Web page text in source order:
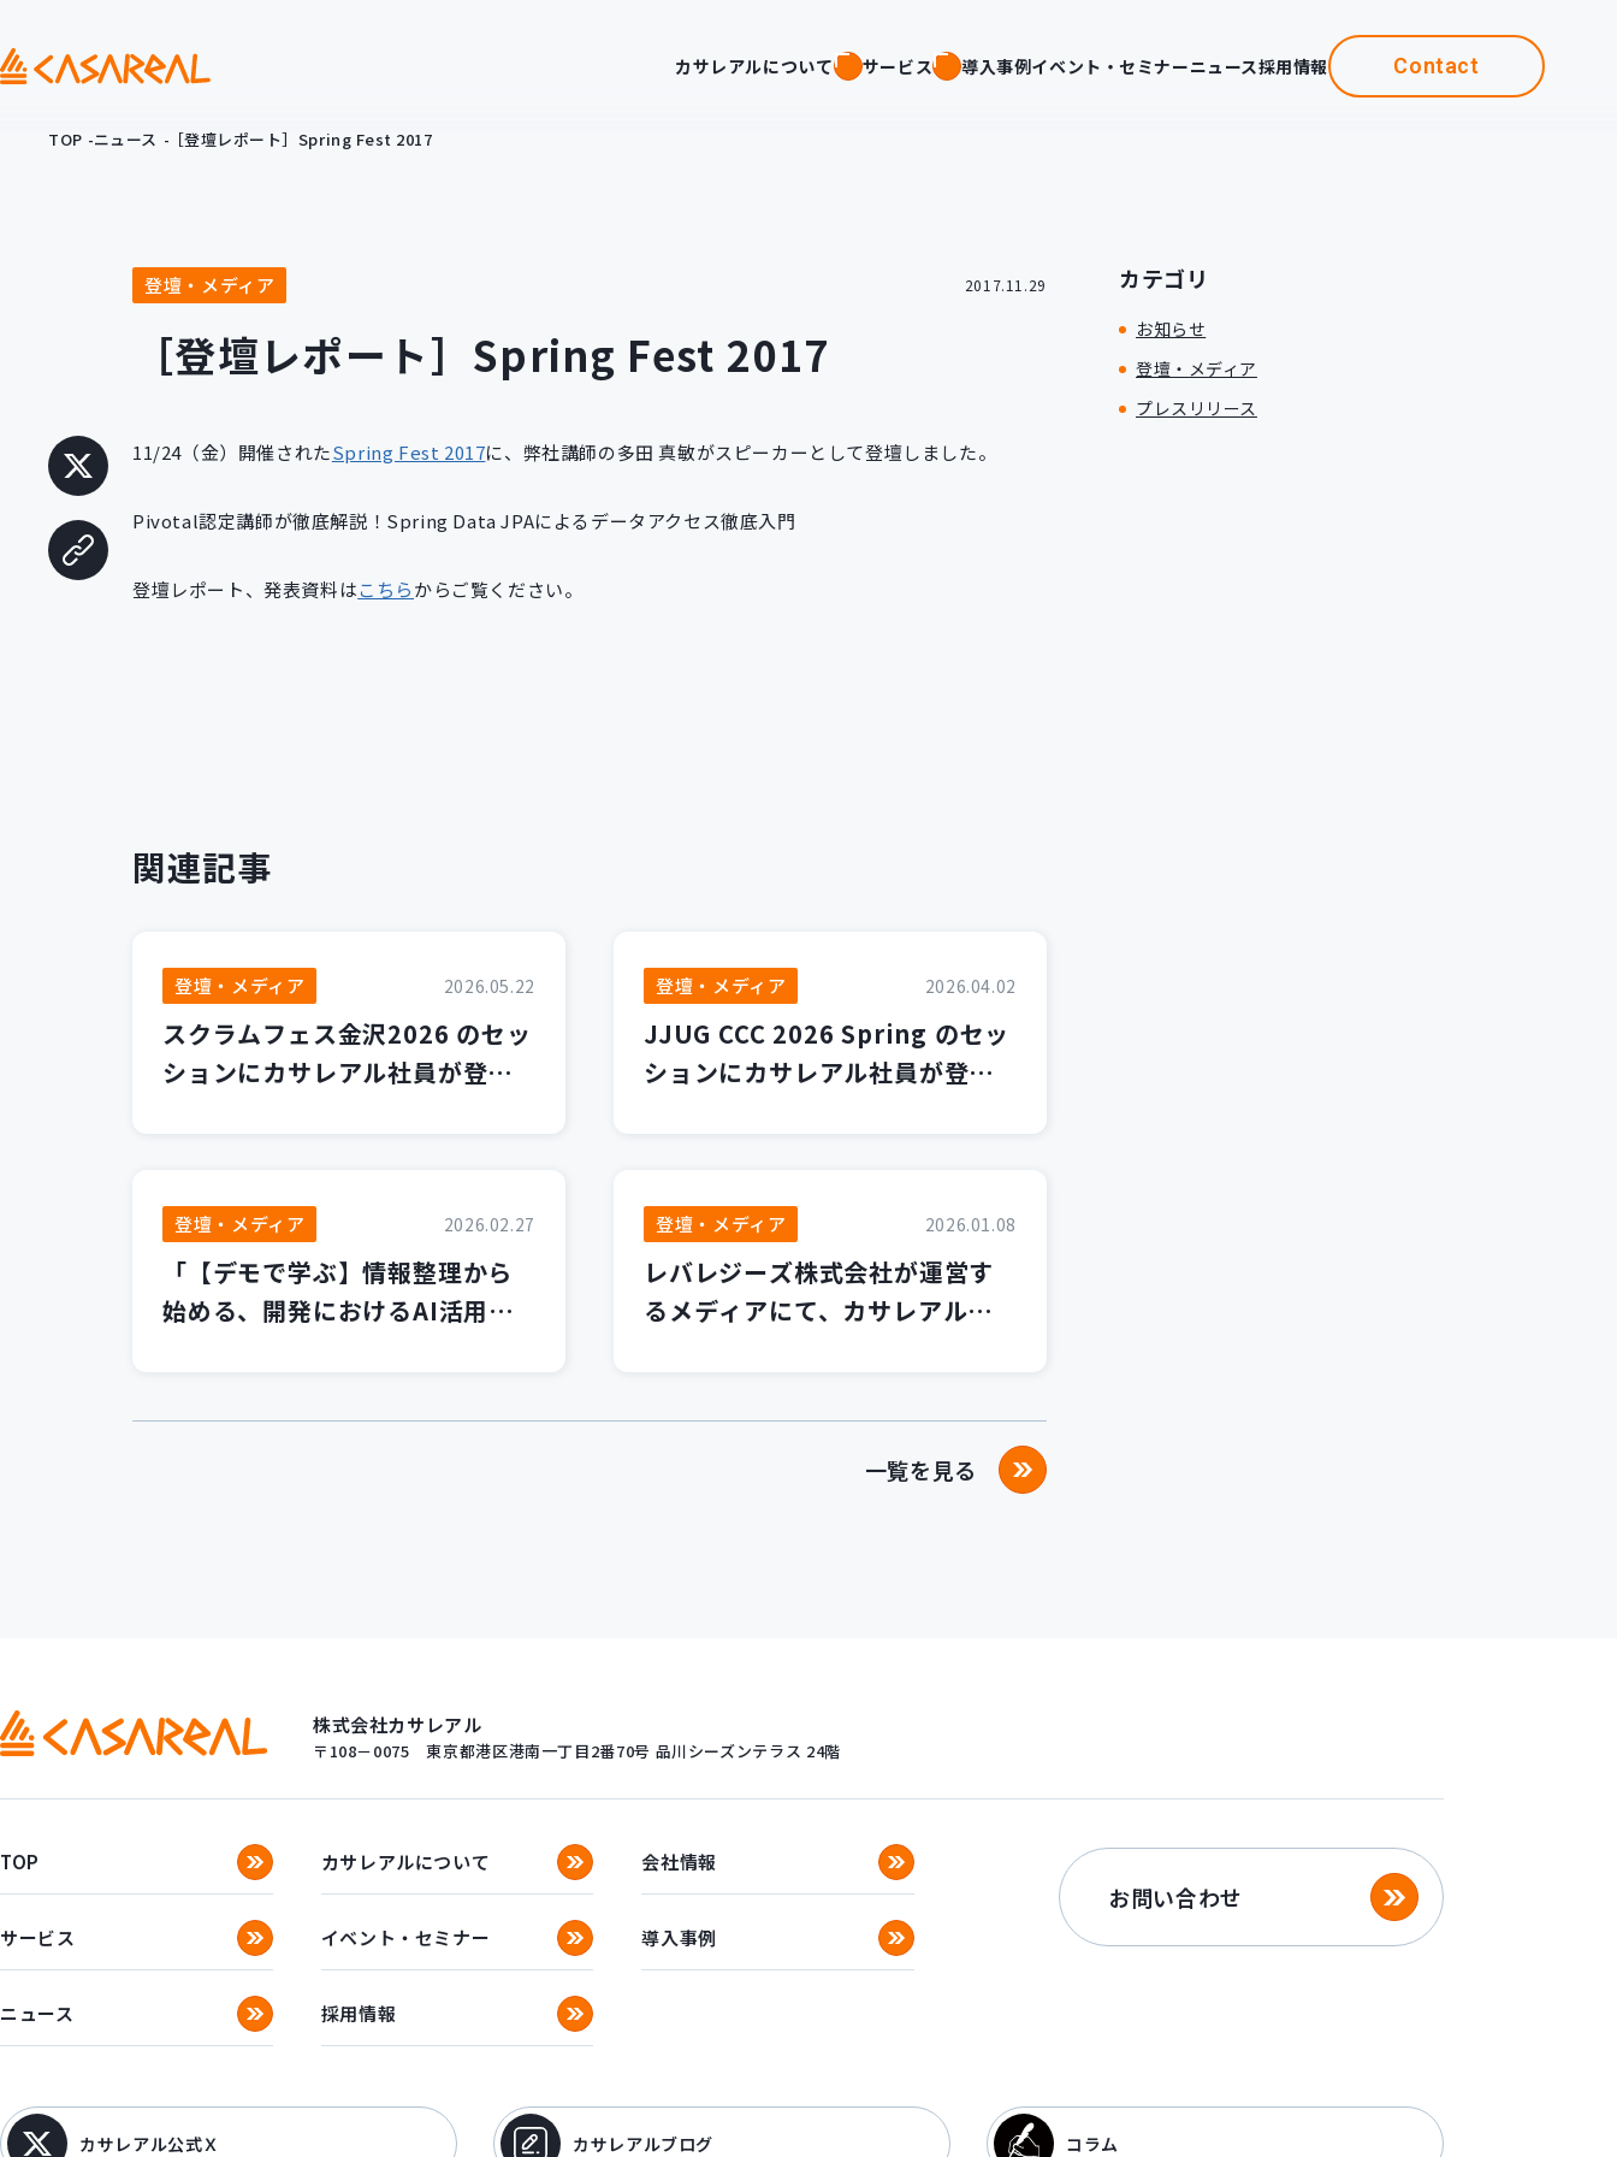
カサレアルについて サービス 導入事例イベント・セミナーニュース採用情報 Contact
TOP ニュース ［登壇レポート］Spring Fest 2017
登壇・メディア 2017.11.29
［登壇レポート］Spring Fest 2017
11/24（金）開催されたSpring Fest 2017に、弊社講師の多田 真敏がスピーカーとして登壇しました。
Pivotal認定講師が徹底解説！Spring Data JPAによるデータアクセス徹底入門
登壇レポート、発表資料はこちらからご覧ください。
カテゴリ
お知らせ
登壇・メディア
プレスリリース
関連記事
登壇・メディア 2026.05.22
スクラムフェス金沢2026 のセッ
ションにカサレアル社員が登壇
登壇・メディア 2026.04.02
JJUG CCC 2026 Spring のセッ
ションにカサレアル社員が登壇
登壇・メディア 2026.02.27
「【デモで学ぶ】情報整理から
始める、開発におけるAI活用の
登壇・メディア 2026.01.08
レバレジーズ株式会社が運営す
るメディアにて、カサレアルブ
一覧を見る
株式会社カサレアル
〒108－0075 東京都港区港南一丁目2番70号 品川シーズンテラス 24階
TOP カサレアルについて 会社情報
サービス イベント・セミナー 導入事例
ニュース 採用情報
お問い合わせ
カサレアル公式Ｘ カサレアルブログ コラム